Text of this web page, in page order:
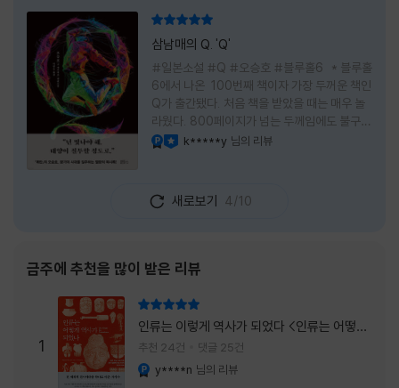
삼남매의 Q. 'Q'
#일본소설 #Q #오승호 #블루홀6 * 블루홀
6에서 나온 100번째 책이자 가장 두꺼운 책인
Q가 출간됐다. 처음 책을 받았을 때는 매우 놀
라웠다. 800페이지가 넘는 두께임에도 불구하
고 생각보다 책이 가벼웠다. 여기에 측면을 영
제목이 Q란다. 처음 제목을 봤을 때 나는 질문
을 의미하는 Question을 떠올렸다. 하지만 이
려는 걸까, 아니면 같이 논의를 하자는 걸까 고
개를 갸웃거리며 책을 펴들었다. * 틈만 나면
경적을 울리고 욕을 입에 달고 사는 선배와 일
하고 있는 하치. 히토미 클린이라는 청소업체
직원으로 일하는 그녀가 바라는 것은 그저 고요
한
k*****y 님의 리뷰
새로보기 4/10
금주에 추천을 많이 받은 리뷰
1
인류는 이렇게 역사가 되었다 <인류는 어떻게
역사가 되었나>
추천 24건 댓글 25건
y****n 님의 리뷰